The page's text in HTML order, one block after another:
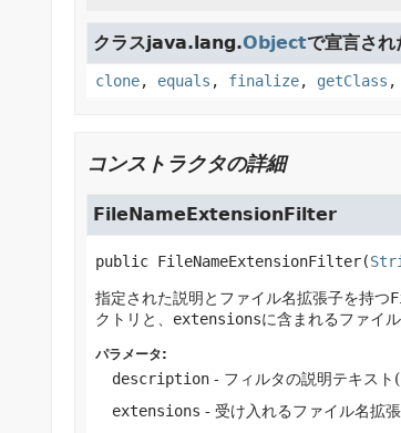
クラスjava.lang.Objectで宣言され
clone, equals , finalize, getClass ,
コンストラクタの詳細
FileNameExtensionFilter
public FileNameExtensionFilter(
指定された説明とファイル名拡張子を持つ
クトリと、 extensionsに含まれるファイ
パラメータ:
description- フィルタの説明テキスト(
extensions - 受け入れるファイル名拡